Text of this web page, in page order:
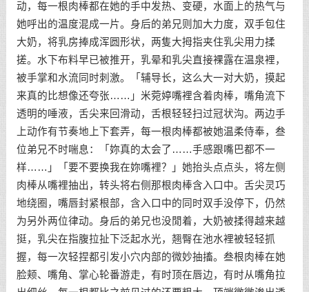
动，每一根肉棒都在她的手中发热、变硬，水面上的热气与
她呼出的温度混成一片。身后的弟兄则加大力度，双手包住
大奶，将乳房捧成浑圆形状，两隻大拇指夹住乳尖用力揉
搓。水下布料早已被推开，乳晕和乳尖直接裸露在温泉裡，
被手掌和水流同时刺激。「辅导长，这么大一对大奶，摸起
来真的比想像还夸张……」米菀婷嘴裡含着肉棒，嘴角流下
透明的唾液，舌尖来回滑动，舌根轻轻扫过冠状沟。两边手
上动作有节奏地上下套弄，每一根肉棒都被她温柔侍奉，叁
位弟兄不时喘息：「妳真的太会了……手感跟嘴巴都不一
样……」「要不要换我在妳嘴裡？」她抬头点点头，将左侧
肉棒从嘴裡抽出，转头将右侧那根肉棒含入口中。舌尖灵巧
地绕圈，嘴唇封紧根部，含入口中的同时双手没停下，仍然
为另外两位律动。身后的弟兄也没閒着，大奶被揉得越来越
挺，乳尖在指腹拉扯下泛起水光，翘臀在池水裡被轻轻抓
握，每一次轻捏都引发小穴内部的微妙抽搐。叁根肉棒在她
脸颊、嘴角、掌心轮番游走，有时顶在唇边，有时从嘴角拉